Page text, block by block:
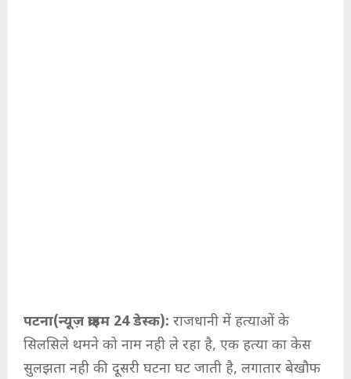
पटना(न्यूज़ क्राइम 24 डेस्क): राजधानी में हत्याओं के
सिलसिले थमने को नाम नही ले रहा है, एक हत्या का केस
सुलझता नही की दूसरी घटना घट जाती है, लगातार बेखौफ